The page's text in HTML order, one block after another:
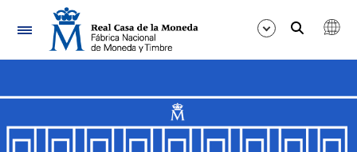
Navegación